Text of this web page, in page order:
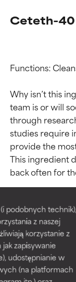
podobnych technik),
z naszej
korzystanie z
zapisywanie
udostępnianie w
(na platformach
Ceteth-
Functions:
Why isn’t this
team is or will
through
studies require
provide the
This ingredient
BEST
przez
BEST
przez